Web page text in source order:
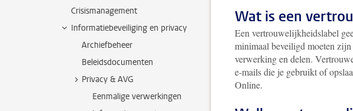
Crisismanagement
Informatiebeveiliging en privacy
Archiefbeheer
Beleidsdocumenten
Privacy & AVG
Eenmalige verwerkingen
Wat is een
Een vertrouwelijkheidslabel
minimaal beveiligd moeten
verwerking en delen.
e-mails die je gebruikt of
Online.